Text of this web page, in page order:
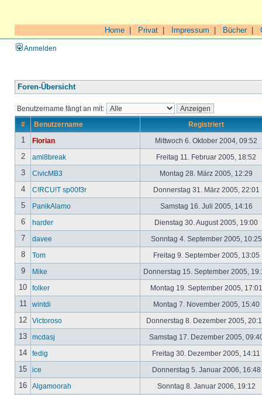
Home Privat Impressum Bücher|
Anmelden
Foren-Übersicht
Benutzername fängt an mit:
# Benutzername Registriert
1 Florian Mittwoch 6. Oktober 2004, 09:52
2 ami8break Freitag 11. Februar 2005, 18:52
3 CivicMB3 Montag 28. März 2005, 12:29
4 C!RCU!T sp00f3r Donnerstag 31. März 2005, 22:01
5 PanikAlamo Samstag 16. Juli 2005, 14:16
6 harder Dienstag 30. August 2005, 19:00
7 davee Sonntag 4. September 2005,
8 Tom Freitag 9. September 2005, 13:05
9 Mike Donnerstag 15. September 2005,
10 folker Montag 19. September 2005,
11 wintdi Montag 7. November 2005, 15:40
12 Victoroso Donnerstag 8. Dezember 2005,
13 mcdasj Samstag 17. Dezember 2005,
14 fedig Freitag 30. Dezember 2005, 14:11
15 ice Donnerstag 5. Januar 2006, 16:48
16 Algamoorah Sonntag 8. Januar 2006, 19:12